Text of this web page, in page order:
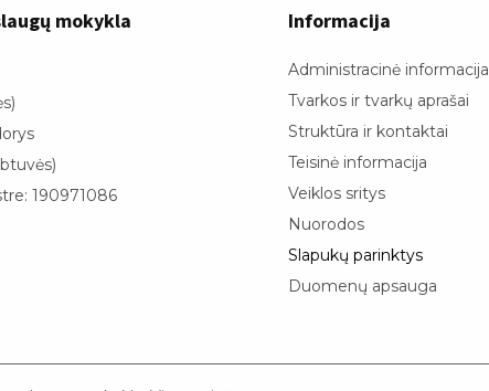
mokykla
190971086
Informacija
Administracinė informacija
Tvarkos ir tvarkų aprašai
Struktūra ir kontaktai
Teisinė informacija
Veiklos sritys
Nuorodos
Slapukų parinktys
Duomenų apsauga